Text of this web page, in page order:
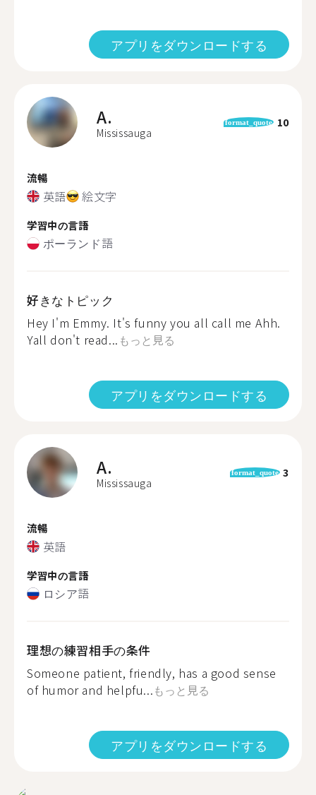
アプリをダウンロードする
A.
Mississauga
format_quote 10
流暢
英語 絵文字
学習中の言語
ポーランド語
好きなトピック
Hey I'm Emmy. It's funny you all call me Ahh.
Yall don't read... もっと見る
アプリをダウンロードする
A.
Mississauga
format_quote 3
流暢
英語
学習中の言語
ロシア語
理想の練習相手の条件
Someone patient, friendly, has a good sense
of humor and helpfu...もっと見る
アプリをダウンロードする